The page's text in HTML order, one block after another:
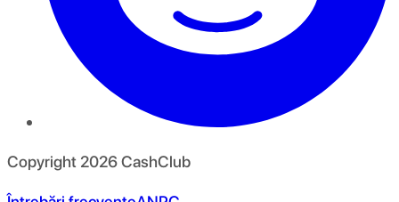
Copyright 2026CashClub